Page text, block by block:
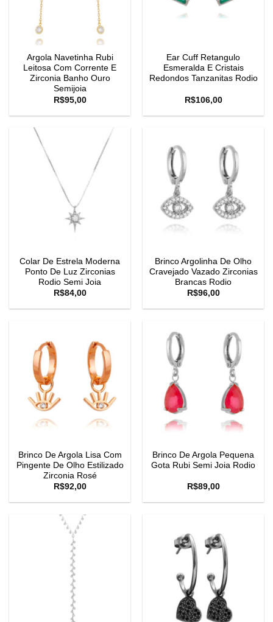
Argola Navetinha Rubi
Leitosa Com Corrente E
Zirconia Banho Ouro
Semijoia
R$95,00
Ear Cuff Retangulo
Esmeralda E Cristais
Redondos Tanzanitas Rodio
R$106,00
Colar De Estrela Moderna
Ponto De Luz Zirconias
Rodio Semi Joia
R$84,00
Brinco Argolinha De Olho
Cravejado Vazado Zirconias
Brancas Rodio
R$96,00
Brinco De Argola Lisa Com
Pingente De Olho Estilizado
Zirconia Rosé
R$92,00
Brinco De Argola Pequena
Gota Rubi Semi Joia Rodio
R$89,00